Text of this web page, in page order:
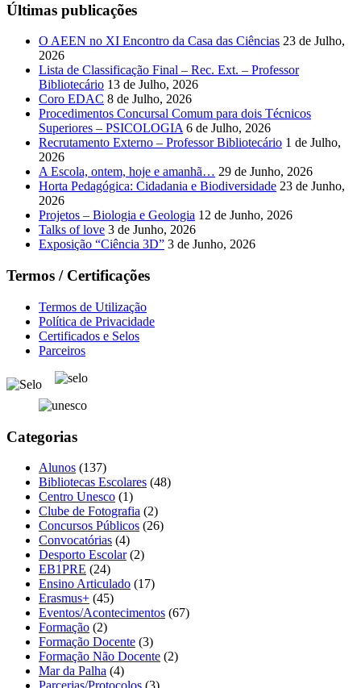
Últimas publicações
O AEEN no XI Encontro da Casa das Ciências 23 de Julho,
2026
Lista de Classificação Final – Rec. Ext. – Professor
Bibliotecário 13 de Julho, 2026
Coro EDAC 8 de Julho, 2026
Procedimentos Concursal Comum para dois Técnicos
Superiores – PSICOLOGIA 6 de Julho, 2026
Recrutamento Externo – Professor Bibliotecário 1 de Julho,
2026
A Escola, ontem, hoje e amanhã… 29 de Junho, 2026
Horta Pedagógica: Cidadania e Biodiversidade 23 de Junho,
2026
Projetos – Biologia e Geologia 12 de Junho, 2026
Talks of love 3 de Junho, 2026
Exposição “Ciência 3D” 3 de Junho, 2026
Termos / Certificações
Termos de Utilização
Política de Privacidade
Certificados e Selos
Parceiros
Categorias
Alunos (137)
Bibliotecas Escolares (48)
Centro Unesco (1)
Clube de Fotografia (2)
Concursos Públicos (26)
Convocatórias (4)
Desporto Escolar(2)
EB1PRE (24)
Ensino Articulado (17)
Erasmus+ (45)
Eventos/Acontecimentos (67)
Formação (2)
Formação Docente (3)
Formação Não Docente (2)
Mar da Palha (4)